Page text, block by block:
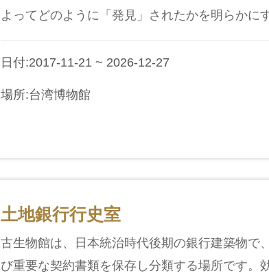
よってどのように「発見」されたかを明らかに
日付:2017-11-21 ~ 2026-12-27
場所:台湾博物館
土地銀行行史室
古生物館は、日本統治時代後期の銀行建築物で
び重要な契約書類を保存し分類する場所です